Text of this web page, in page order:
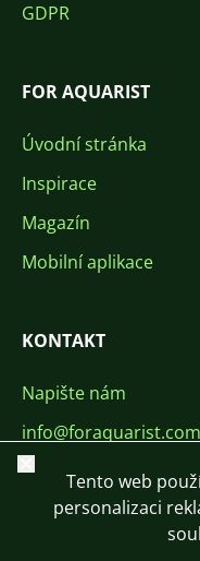
GDPR
FOR AQUARIST
Úvodní stránka
Inspirace
Magazín
Mobilní aplikace
KONTAKT
Napište nám
info@foraquarist.com
+420 603 449 602
Zavřít
Tento web
personalizaci